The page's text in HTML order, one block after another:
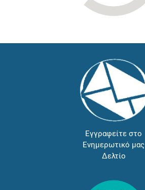
Εγγραφείτε στο
Ενημερωτικό μας
Δελτίο